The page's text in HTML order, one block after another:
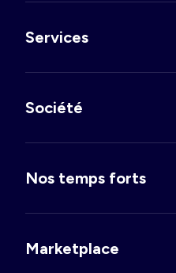
Services
Société
Nos temps forts
Marketplace